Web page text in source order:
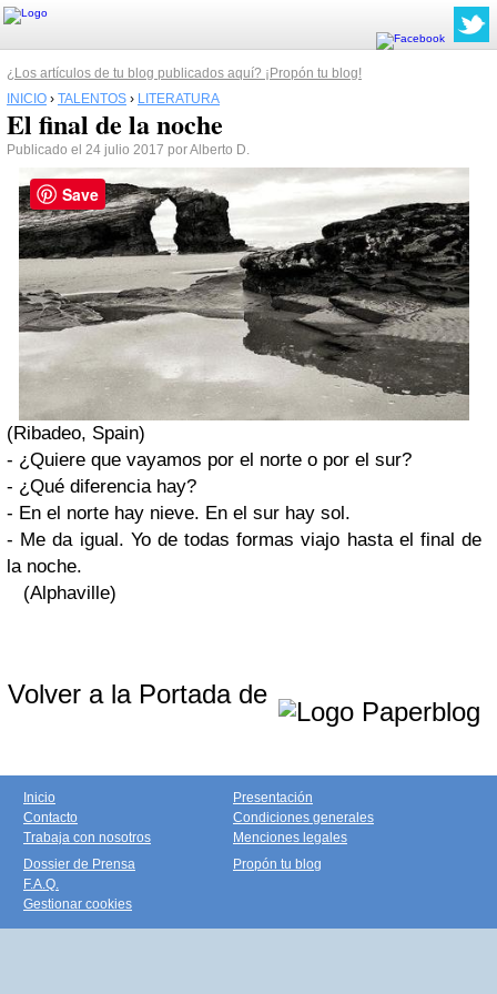
¿Los artículos de tu blog publicados aquí? ¡Propón tu blog!
INICIO › TALENTOS › LITERATURA
El final de la noche
Publicado el 24 julio 2017 por Alberto D.
(Ribadeo, Spain)
- ¿Quiere que vayamos por el norte o por el sur?
- ¿Qué diferencia hay?
- En el norte hay nieve. En el sur hay sol.
- Me da igual. Yo de todas formas viajo hasta el final de
la noche.
(Alphaville)
Volver a la Portada de
Inicio
Contacto
Trabaja con nosotros
Presentación
Condiciones generales
Menciones legales
Dossier de Prensa
F.A.Q.
Gestionar cookies
Propón tu blog
Save